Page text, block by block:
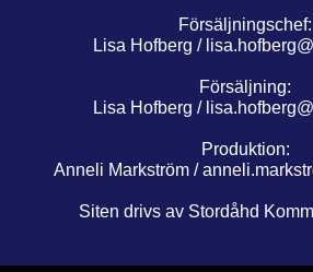
Försäljningschef:
Lisa Hofberg /
Försäljning:
Lisa Hofberg /
Produktion:
Anneli Markström /
Siten drivs av Stordåhd